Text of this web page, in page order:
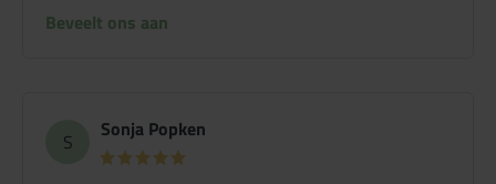
Beveelt ons aan
S Sonja Popken